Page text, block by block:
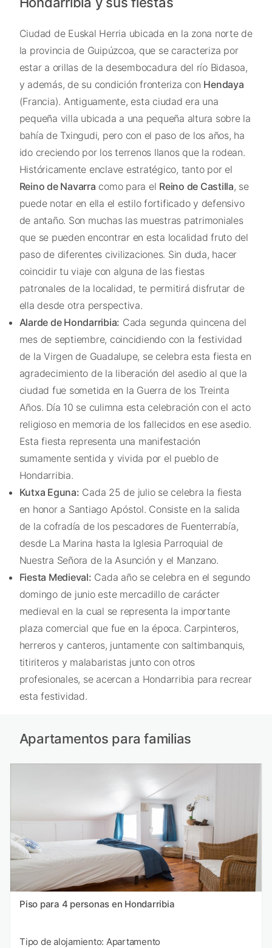
Ciudad de Euskal Herria ubicada en la zona norte de
la provincia de Guipúzcoa, que se caracteriza por
estar a orillas de la desembocadura del río Bidasoa,
y además, de su condición fronteriza con Hendaya
(Francia). Antiguamente, esta ciudad era una
pequeña villa ubicada a una pequeña altura sobre la
bahía de Txingudi, pero con el paso de los años, ha
ido creciendo por los terrenos llanos que la rodean.
Históricamente enclave estratégico, tanto por el
Reino de Navarra como para el Reino de Castilla, se
puede notar en ella el estilo fortificado y defensivo
de antaño. Son muchas las muestras patrimoniales
que se pueden encontrar en esta localidad fruto del
paso de diferentes civilizaciones. Sin duda, hacer
coincidir tu viaje con alguna de las fiestas
patronales de la localidad, te permitirá disfrutar de
ella desde otra perspectiva.
Alarde de Hondarribia: Cada segunda quincena del
mes de septiembre, coincidiendo con la festividad
de la Virgen de Guadalupe, se celebra esta fiesta en
agradecimiento de la liberación del asedio al que la
ciudad fue sometida en la Guerra de los Treinta
Años. Día 10 se culimna esta celebración con el acto
religioso en memoria de los fallecidos en ese asedio.
Esta fiesta representa una manifestación
sumamente sentida y vivida por el pueblo de
Hondarribia.
Kutxa Eguna: Cada 25 de julio se celebra la fiesta
en honor a Santiago Apóstol. Consiste en la salida
de la cofradía de los pescadores de Fuenterrabía,
desde La Marina hasta la Iglesia Parroquial de
Nuestra Señora de la Asunción y el Manzano.
Fiesta Medieval: Cada año se celebra en el segundo
domingo de junio este mercadillo de carácter
medieval en la cual se representa la importante
plaza comercial que fue en la época. Carpinteros,
herreros y canteros, juntamente con saltimbanquis,
titiriteros y malabaristas junto con otros
profesionales, se acercan a Hondarribia para recrear
esta festividad.
Apartamentos para familias
Piso para 4 personas en Hondarribia
Tipo de alojamiento: Apartamento